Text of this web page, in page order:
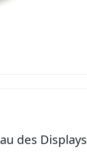
des Displays